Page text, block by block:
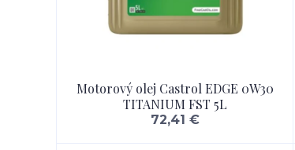
Motorový olej Castrol EDGE 0W30
TITANIUM FST 5L
72,41 €